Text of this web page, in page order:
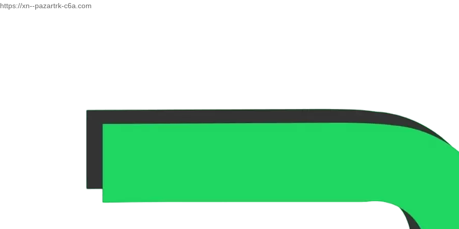
https://xn--pazartrk-c6a.com